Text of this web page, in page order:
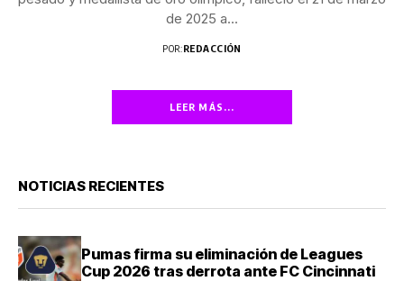
de 2025 a...
POR:REDACCIÓN
LEER MÁS...
NOTICIAS RECIENTES
Pumas firma su eliminación de Leagues
Cup 2026 tras derrota ante FC Cincinnati